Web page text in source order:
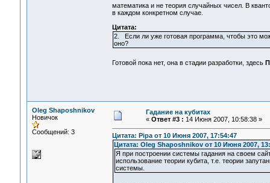
математика и не теория случайных чисел. В
в каждом конкретном случае.
Цитата:
2. Если ли уже готовая программа, чтобы это
оно?
Готовой пока нет, она в стадии разработки, здесь
Oleg Shaposhnikov
Новичок
Сообщений: 3
Гадание на кубитах
« Ответ #3 : 14 Июня 2007, 10:58:38 »
Цитата: Pipa от 10 Июня 2007, 17:54:47
Цитата: Oleg Shaposhnikov от 10 Июня 2007,
Я при построении системы гадания на своем
использование теории кубита, т.е. теории
системы.